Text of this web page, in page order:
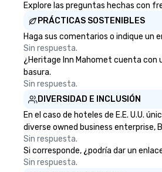
Explore las preguntas hechas con
PRÁCTICAS SOSTENIBLES
Haga sus comentarios o indique un
Sin respuesta.
¿Heritage Inn Mahomet cuenta con
basura.
Sin respuesta.
DIVERSIDAD E INCLUSIÓN
En el caso de hoteles de E.E. U.U.
diverse owned business enterprise,
Sin respuesta.
Si corresponde, ¿podría dar un
Sin respuesta.